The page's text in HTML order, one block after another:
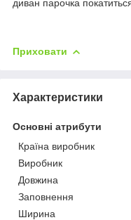
диван парочка
Приховати
Характеристики
Основні атрибути
Країна виробник
Виробник
Довжина
Заповнення
Ширина